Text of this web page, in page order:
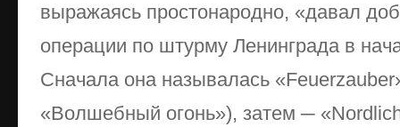
выражаясь простонародно, «давал
операции по штурму Ленинграда в
Сначала она называлась
«Волшебный огонь»), затем ─